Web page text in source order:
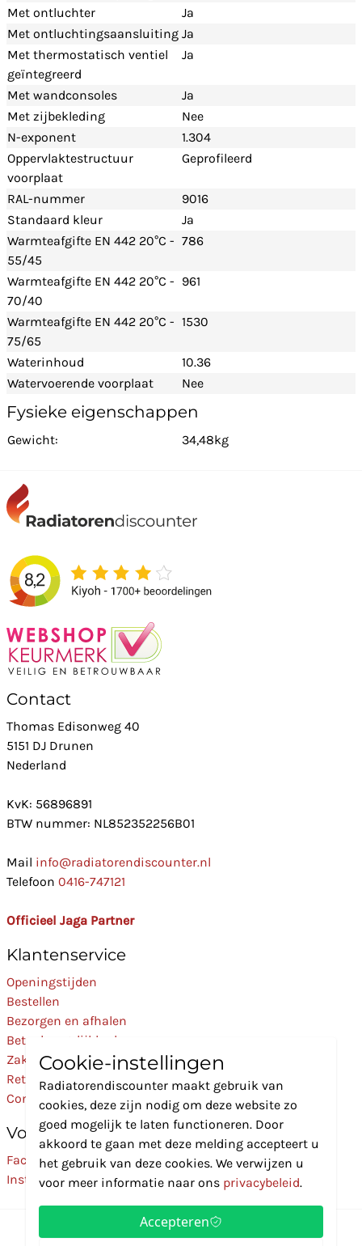
Met ontluchter
Ja
Met ontluchtingsaansluiting Ja
Met thermostatisch ventiel
geïntegreerd
Ja
Met wandconsoles
Ja
Met zijbekleding
Nee
N-exponent
1.304
Oppervlaktestructuur
voorplaat
Geprofileerd
RAL-nummer
9016
Standaard kleur
Ja
Warmteafgifte EN 442 20°C -
55/45
786
Warmteafgifte EN 442 20°C -
70/40
961
Warmteafgifte EN 442 20°C -
75/65
1530
Waterinhoud
10.36
Watervoerende voorplaat
Nee
Fysieke eigenschappen
Gewicht: 34,48kg
Contact
Thomas Edisonweg 40
5151 DJ Drunen
Nederland
KvK: 56896891
BTW nummer: NL852352256B01
Mail info@radiatorendiscounter.nl
Telefoon 0416-747121
Officieel Jaga Partner
Klantenservice
Openingstijden
Bestellen
Bezorgen en afhalen
Betaalmogelijkheden
Zakelijk
Retourneren
Contact
Volg Ons
Facebook
Instagram
Cookie-instellingen
Radiatorendiscounter maakt gebruik van
cookies, deze zijn nodig om deze website zo
goed mogelijk te laten functioneren. Door
akkoord te gaan met deze melding accepteert u
het gebruik van deze cookies. We verwijzen u
voor meer informatie naar ons privacybeleid.
Accepteren